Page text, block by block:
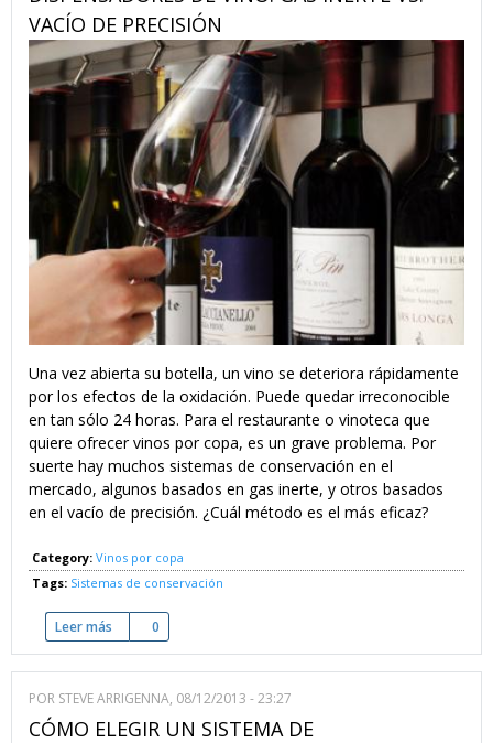
VACÍO DE PRECISIÓN
Una vez abierta su botella, un vino se deteriora rápidamente
por los efectos de la oxidación. Puede quedar irreconocible
en tan sólo 24 horas. Para el restaurante o vinoteca que
quiere ofrecer vinos por copa, es un grave problema. Por
suerte hay muchos sistemas de conservación en el
mercado, algunos basados en gas inerte, y otros basados
en el vacío de precisión. ¿Cuál método es el más eficaz?
Category: Vinos por copa
Tags: Sistemas de conservación
Leer más sobre Dispensadores de vino: Gas Inerte vs. Vacío de
0
POR STEVE ARRIGENNA, 08/12/2013 - 23:27
CÓMO ELEGIR UN SISTEMA DE